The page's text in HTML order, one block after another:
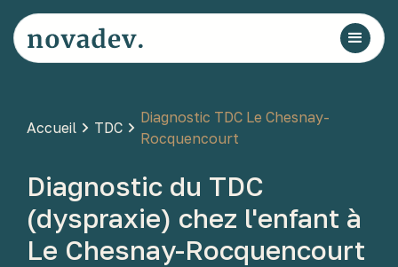
Accueil TDC
Diagnostic TDC Le Chesnay-
Rocquencourt
Diagnostic du TDC
(dyspraxie) chez l'enfant à
Le Chesnay-Rocquencourt